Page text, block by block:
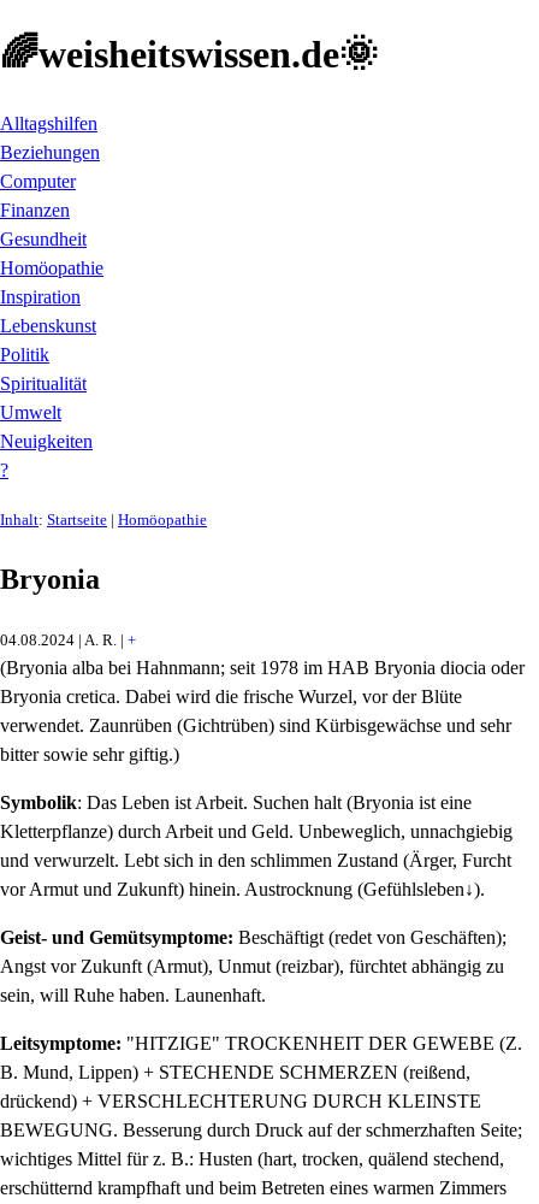
🌈weisheitswissen.de🌞
Alltagshilfen
Beziehungen
Computer
Finanzen
Gesundheit
Homöopathie
Inspiration
Lebenskunst
Politik
Spiritualität
Umwelt
Neuigkeiten
?
Inhalt: Startseite | Homöopathie
Bryonia
04.08.2024 | A. R. | +
(Bryonia alba bei Hahnmann; seit 1978 im HAB Bryonia diocia oder
Bryonia cretica. Dabei wird die frische Wurzel, vor der Blüte
verwendet. Zaunrüben (Gichtrüben) sind Kürbisgewächse und sehr
bitter sowie sehr giftig.)
Symbolik: Das Leben ist Arbeit. Suchen halt (Bryonia ist eine
Kletterpflanze) durch Arbeit und Geld. Unbeweglich, unnachgiebig
und verwurzelt. Lebt sich in den schlimmen Zustand (Ärger, Furcht
vor Armut und Zukunft) hinein. Austrocknung (Gefühlsleben↓).
Geist- und Gemütsymptome: Beschäftigt (redet von Geschäften);
Angst vor Zukunft (Armut), Unmut (reizbar), fürchtet abhängig zu
sein, will Ruhe haben. Launenhaft.
Leitsymptome: "HITZIGE" TROCKENHEIT DER GEWEBE (Z.
B. Mund, Lippen) + STECHENDE SCHMERZEN (reißend,
drückend) + VERSCHLECHTERUNG DURCH KLEINSTE
BEWEGUNG. Besserung durch Druck auf der schmerzhaften Seite;
wichtiges Mittel für z. B.: Husten (hart, trocken, quälend stechend,
erschütternd krampfhaft und beim Betreten eines warmen Zimmers